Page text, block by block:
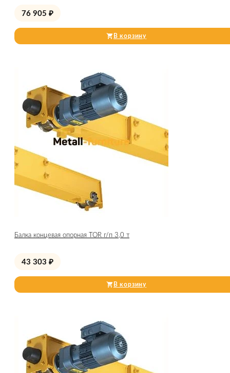
76 905 ₽
В корзину
Балка концевая опорная TOR г/п 3,0 т
43 303 ₽
В корзину